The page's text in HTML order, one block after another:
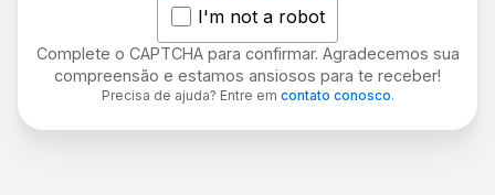
I'm not a robot
Complete o CAPTCHA para confirmar. Agradecemos sua
compreensão e estamos ansiosos para te receber!
Precisa de ajuda? Entre em contato conosco.